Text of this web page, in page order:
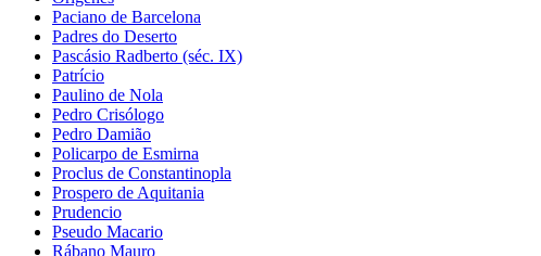
Paciano de Barcelona
Padres do Deserto
Pascásio Radberto (séc. IX)
Patrício
Paulino de Nola
Pedro Crisólogo
Pedro Damião
Policarpo de Esmirna
Proclus de Constantinopla
Prospero de Aquitania
Prudencio
Pseudo Macario
Rábano Mauro